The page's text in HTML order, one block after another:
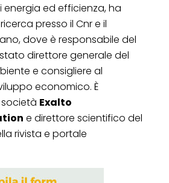
energia ed efficienza, ha
presso il Cnr e il
dove è responsabile del
stato direttore generale del
e consigliere al
economico. È
Exalto
e direttore scientifico del
rivista e portale